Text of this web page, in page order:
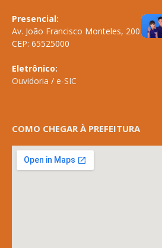
Presencial:
Av. João Francisco Monteles, 2001 \
CEP: 65525000
Eletrônico:
Ouvidoria / e-SIC
COMO CHEGAR À PREFEITURA